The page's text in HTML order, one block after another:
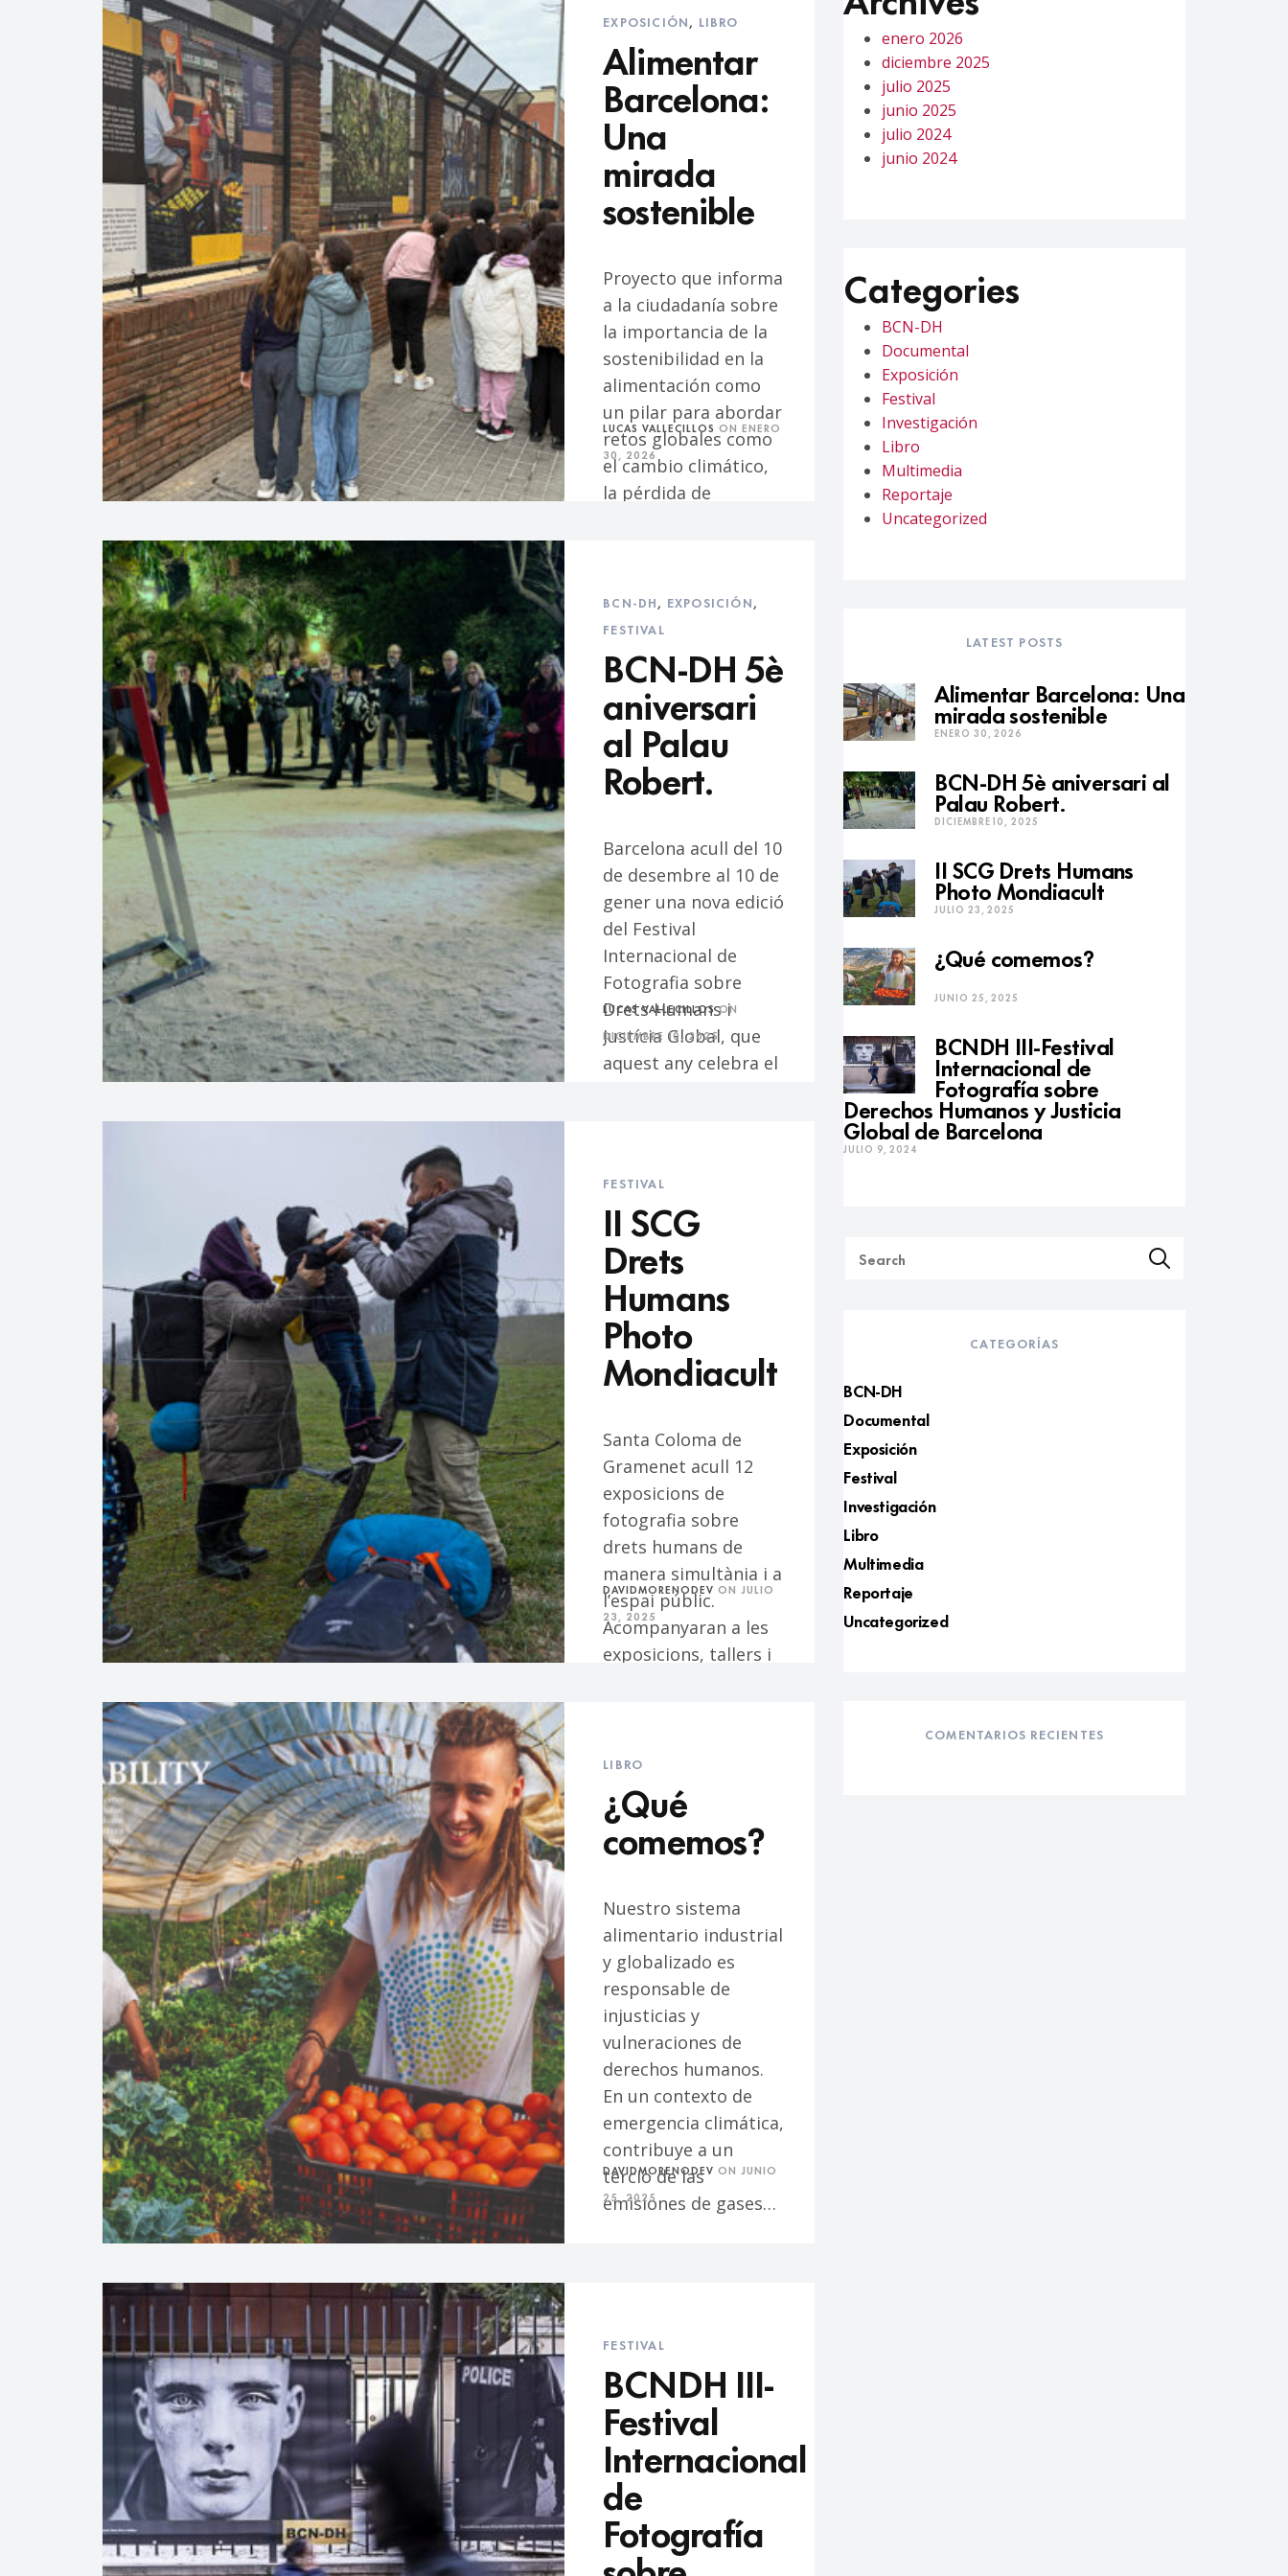
EXPOSICIÓN, LIBRO
Alimentar
Barcelona:
Una
mirada
sostenible
Proyecto que informa
a la ciudadanía sobre
la importancia de la
sostenibilidad en la
alimentación como
un pilar para abordar
retos globales como
el cambio climático,
la pérdida de
LUCAS VALLECILLOS ONENERO
30, 2026
BCN-DH, EXPOSICIÓN,
FESTIVAL
BCN-DH 5è
aniversari
al Palau
Robert.
Barcelona acull del 10
de desembre al 10 de
gener una nova edició
del Festival
Internacional de
Fotografia sobre
Drets Humans i
Justícia Global, que
aquest any celebra el
LUCAS VALLECILLOS ON
DICIEMBRE 10, 2025
FESTIVAL
II SCG
Drets
Humans
Photo
Mondiacult
Santa Coloma de
Gramenet acull 12
exposicions de
fotografia sobre
drets humans de
manera simultània i a
l’espai públic.
Acompanyaran a les
exposicions, tallers i
DAVIDMORENODEV ON JULIO
23, 2025
LIBRO
¿Qué
comemos?
Nuestro sistema
alimentario industrial
y globalizado es
responsable de
injusticias y
vulneraciones de
derechos humanos.
En un contexto de
emergencia climática,
contribuye a un
tercio de las
emisiones de gases…
DAVIDMORENODEV ON JUNIO
25, 2025
FESTIVAL
BCNDH III-
Festival
Internacional
de
Fotografía
enero 2026
diciembre 2025
julio 2025
junio 2025
julio 2024
junio 2024
Categories
BCN-DH
Documental
Exposición
Festival
Investigación
Libro
Multimedia
Reportaje
Uncategorized
LATEST POSTS
Alimentar Barcelona: Una
mirada sostenible
ENERO 30, 2026
BCN-DH 5è aniversari al
Palau Robert.
DICIEMBRE 10, 2025
II SCG Drets Humans
Photo Mondiacult
JULIO 23, 2025
¿Qué comemos?
JUNIO 25, 2025
BCNDH III-Festival
Internacional de
Fotografía sobre
Derechos Humanos y Justicia
Global de Barcelona
JULIO 9, 2024
CATEGORÍAS
BCN-DH
Documental
Exposición
Festival
Investigación
Libro
Multimedia
Reportaje
Uncategorized
COMENTARIOS RECIENTES